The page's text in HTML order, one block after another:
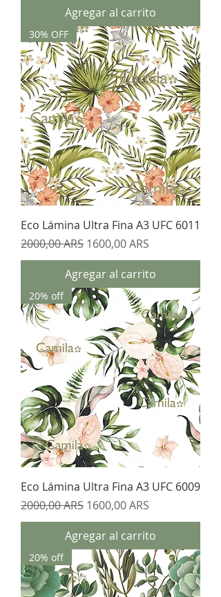
Agregar al carrito
30% OFF
Eco Lámina Ultra Fina A3 UFC 6011
Precio
2000,00 ARS Precio de oferta
1600,00 ARS
Agregar al carrito
20% off
Eco Lámina Ultra Fina A3 UFC 6009
Precio
2000,00 ARS Precio de oferta
1600,00 ARS
Agregar al carrito
20% off